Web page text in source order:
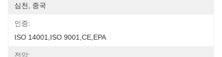
심천, 중국
인증:
ISO 14001,ISO 9001,CE,EPA
전압: